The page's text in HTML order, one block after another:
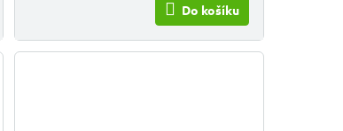
Do košíku